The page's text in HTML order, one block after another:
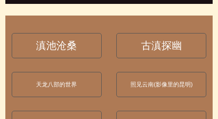
滇池沧桑 古滇探幽
天龙八部的世界 照见云南(影像里的昆明)